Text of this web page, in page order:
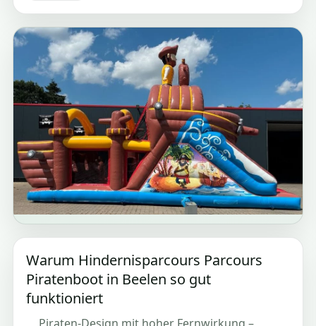
Warum Hindernisparcours Parcours
Piratenboot in Beelen so gut
funktioniert